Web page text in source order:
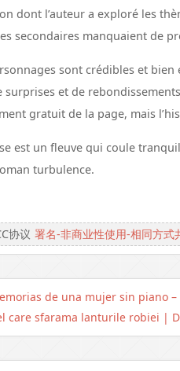
dont l’auteur a exploré les
secondaires manquaient de
sont crédibles et
surprises et de
gratuit de la page, mais
est un fleuve qui coule
turbulence.
协议 署名-非商业性使用-相同方式
de una mujer sin piano –
care sfarama lanturile robiei |